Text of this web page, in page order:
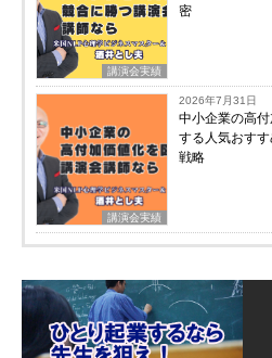
講演会実績
密
講演会実績
2026年7月31日
中小企業の高
する人気おす
戦略